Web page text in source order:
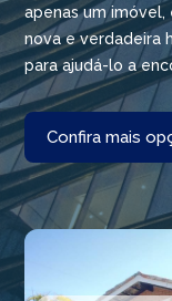
apenas um
nova e verdadeira
para ajudá-lo a
Confira mais